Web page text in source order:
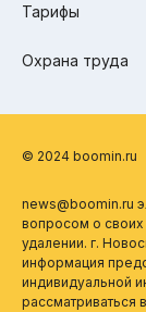
Тарифы
Охрана труда
© 2024 boomin.ru
news@boomin.ru
вопросом о своих
удалении. г.
информация
индивидуальной
рассматриваться